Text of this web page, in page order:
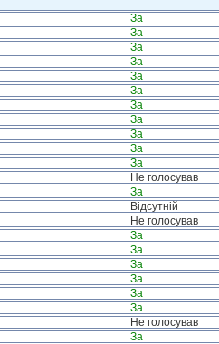
За
За
За
За
За
За
За
За
За
За
За
Не голосував
За
Відсутній
Не голосував
За
За
За
За
За
За
Не голосував
За